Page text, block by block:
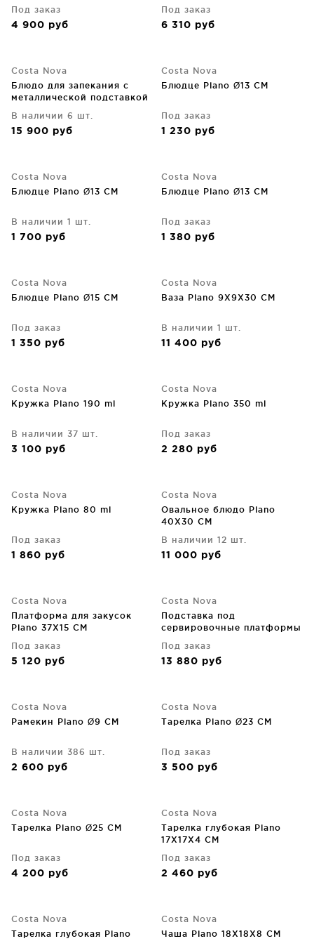
Под заказ
4 900 руб
Под заказ
6 310 руб
Costa Nova
Блюдо для запекания с
металлической подставкой
В наличии 6 шт.
15 900 руб
Costa Nova
Блюдце Plano Ø13 CM
Под заказ
1 230 руб
Costa Nova
Блюдце Plano Ø13 CM
В наличии 1 шт.
1 700 руб
Costa Nova
Блюдце Plano Ø13 CM
Под заказ
1 380 руб
Costa Nova
Блюдце Plano Ø15 CM
Под заказ
1 350 руб
Costa Nova
Ваза Plano 9X9X30 CM
В наличии 1 шт.
11 400 руб
Costa Nova
Кружка Plano 190 ml
В наличии 37 шт.
3 100 руб
Costa Nova
Кружка Plano 350 ml
Под заказ
2 280 руб
Costa Nova
Кружка Plano 80 ml
Под заказ
1 860 руб
Costa Nova
Овальное блюдо Plano
40X30 CM
В наличии 12 шт.
11 000 руб
Costa Nova
Платформа для закусок
Plano 37X15 CM
Под заказ
5 120 руб
Costa Nova
Подставка под
сервировочные платформы
Под заказ
13 880 руб
Costa Nova
Рамекин Plano Ø9 CM
В наличии 386 шт.
2 600 руб
Costa Nova
Тарелка Plano Ø23 CM
Под заказ
3 500 руб
Costa Nova
Тарелка Plano Ø25 CM
Под заказ
4 200 руб
Costa Nova
Тарелка глубокая Plano
17X17X4 CM
Под заказ
2 460 руб
Costa Nova
Тарелка глубокая Plano
Costa Nova
Чаша Plano 18X18X8 CM